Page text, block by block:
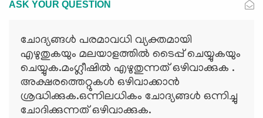
ASK YOUR QUESTION
ചോദ്യങ്ങള്‍ പരമാവധി വ്യക്തമായി
എഴുതുകയും മലയാളത്തില്‍ ടൈപ്പ് ചെയ്യുകയും
ചെയ്യുക.മംഗ്ലീഷില്‍ എഴുതുന്നത് ഒഴിവാക്കുക .
അക്ഷരത്തെറ്റുകള്‍ ഒഴിവാക്കാന്‍
ശ്രദ്ധിക്കുക.ഒന്നിലധികം ചോദ്യങ്ങള്‍ ഒന്നിച്ചു
ചോദിക്കുന്നത് ഒഴിവാക്കുക.